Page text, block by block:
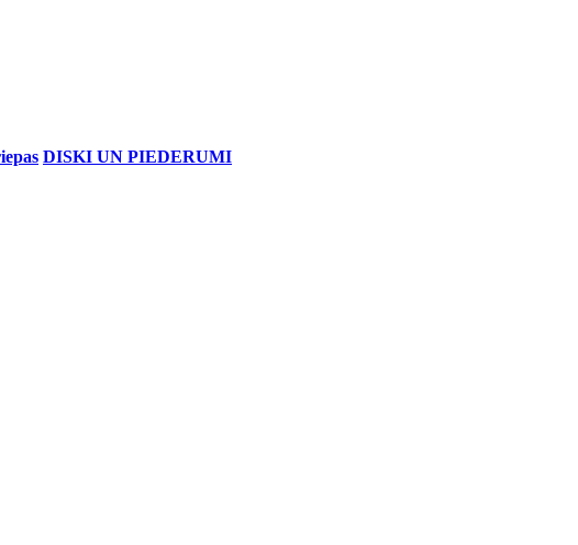
DISKI UN PIEDERUMI